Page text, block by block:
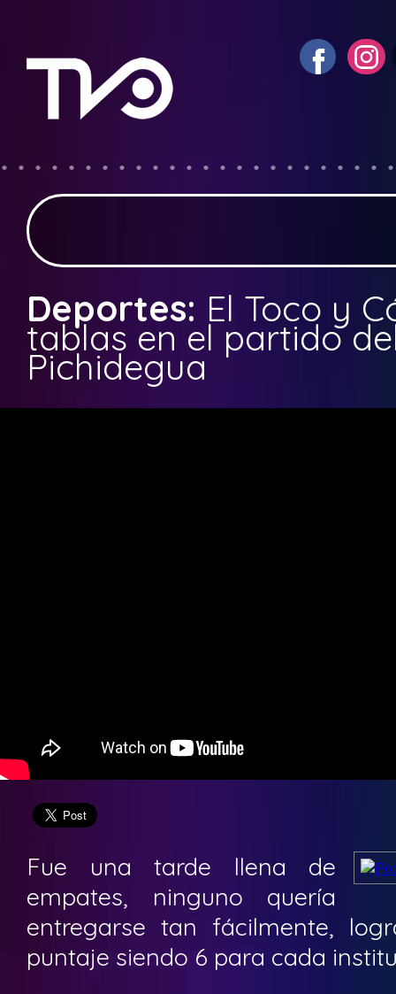
Deportes: El Toco y
tablas en el partido
Pichidegua
Fue una tarde llena de
empates, ninguno quería
entregarse tan fácilmente,
puntaje siendo 6 para cada